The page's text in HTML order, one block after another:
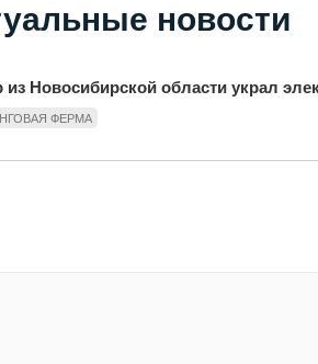
новости
из Новосибирской области украл
ФЕРМА